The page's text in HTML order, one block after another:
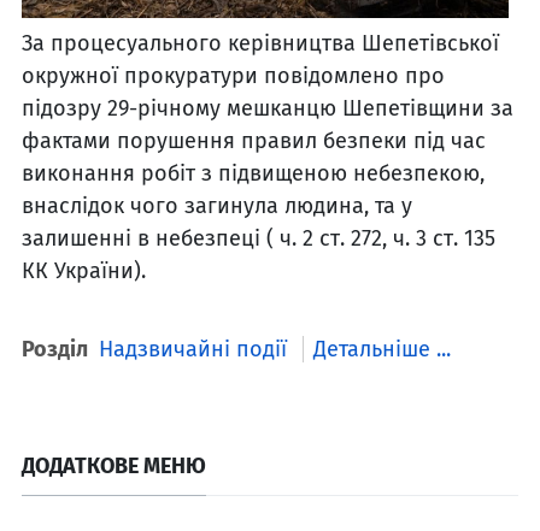
За процесуального керівництва Шепетівської
окружної прокуратури повідомлено про
підозру 29-річному мешканцю Шепетівщини за
фактами порушення правил безпеки під час
виконання робіт з підвищеною небезпекою,
внаслідок чого загинула людина, та у
залишенні в небезпеці ( ч. 2 ст. 272, ч. 3 ст. 135
КК України).
Розділ Надзвичайні події Детальніше ...
ДОДАТКОВЕ МЕНЮ